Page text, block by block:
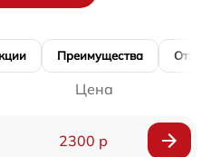
Преимущества
Цена
2300 р